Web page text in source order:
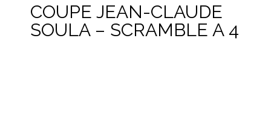
COUPE JEAN-CLAUDE
SOULA – SCRAMBLE A 4